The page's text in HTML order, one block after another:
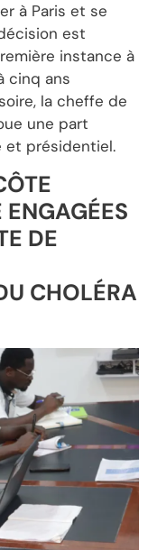
à Paris et se
est
instance à
cinq ans
la cheffe de
une part
et présidentiel.
ENGAGÉES
DE
CHOLÉRA